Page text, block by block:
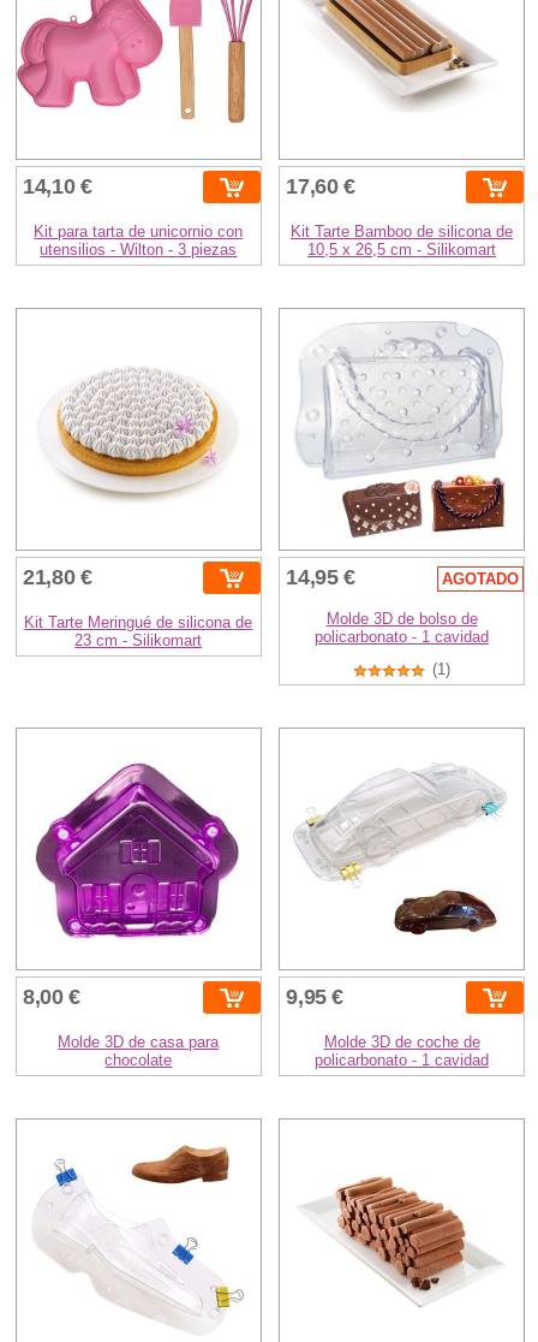
14,10 €
Kit para tarta de unicornio con
utensilios - Wilton - 3 piezas
17,60 €
Kit Tarte Bamboo de silicona de
10,5 x 26,5 cm - Silikomart
21,80 €
Kit Tarte Meringué de silicona de
23 cm - Silikomart
14,95 € AGOTADO
Molde 3D de bolso de
policarbonato - 1 cavidad
(1)
8,00 €
Molde 3D de casa para
chocolate
9,95 €
Molde 3D de coche de
policarbonato - 1 cavidad